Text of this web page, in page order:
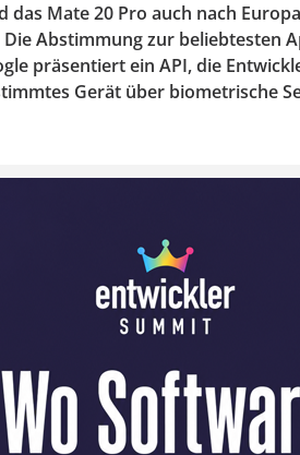
das Mate 20 Pro auch nach
Abstimmung zur beliebtesten
präsentiert ein API, die
Gerät über biometrische